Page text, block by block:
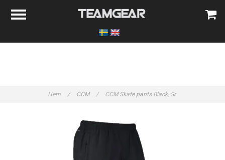
Hem / CCM / CCM Skate pants Black, Sr